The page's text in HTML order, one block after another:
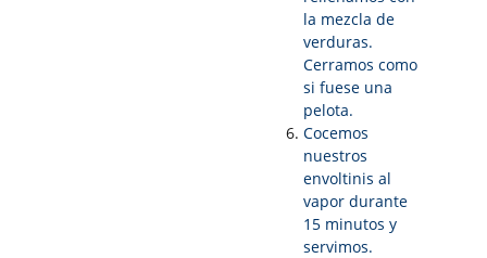
la mezcla de
verduras.
Cerramos como
si fuese una
pelota.
Cocemos
nuestros
envoltinis al
vapor durante
15 minutos y
servimos.